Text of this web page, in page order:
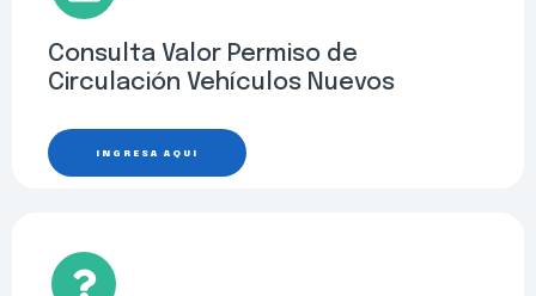
Consulta Valor Permiso de
Circulación Vehículos Nuevos
INGRESA AQUÍ